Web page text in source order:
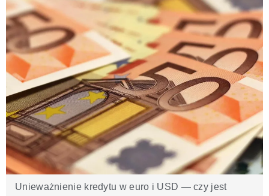
Unieważnienie kredytu w euro i USD — czy jest